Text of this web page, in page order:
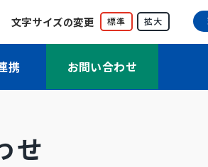
文字サイズの変更 標準 拡大
携 お問い合わせ
せ